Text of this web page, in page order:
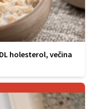
holesterol, večina